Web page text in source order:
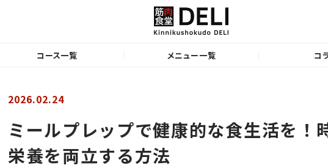
コース一覧 メニュー一覧 コ
2026.02.24
ミールプレップで健康的な食生活を！
栄養を両立する方法